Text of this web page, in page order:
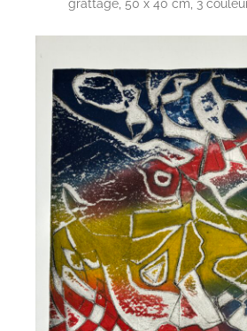
grattage, 50 x 40 cm, 3